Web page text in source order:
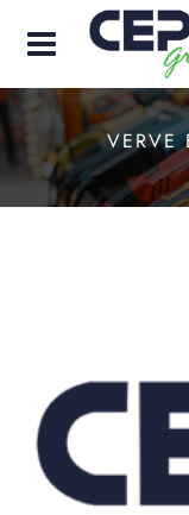
Open
VERVE